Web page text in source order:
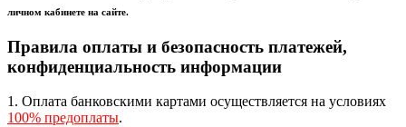
личном кабинете на сайте.
Правила оплаты и безопасность платежей,
конфиденциальность информации
1. Оплата банковскими картами осуществляется на условиях
100% предоплаты.